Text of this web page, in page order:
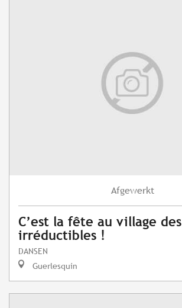
Afgewerkt
C’est la fête au village des
irréductibles !
DANSEN
Guerlesquin